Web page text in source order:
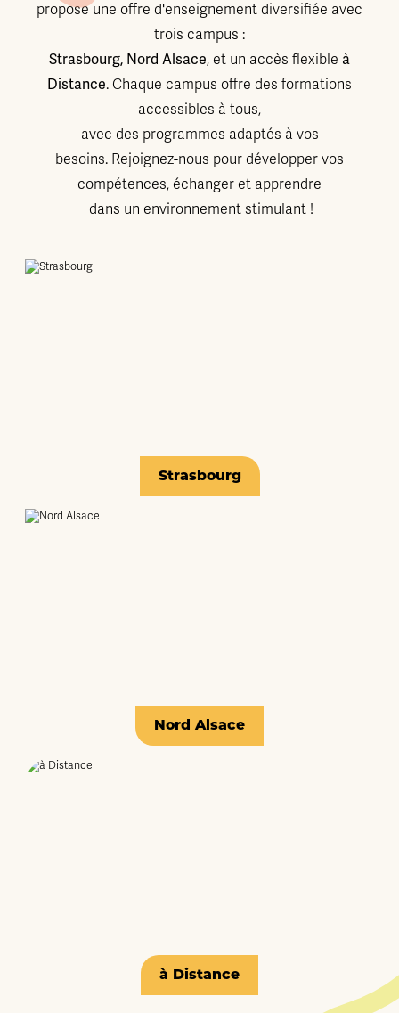
propose une offre d'enseignement diversifiée avec
trois campus :
Strasbourg, Nord Alsace, et un accès flexible à
Distance. Chaque campus offre des formations
accessibles à tous,
avec des programmes adaptés à vos
besoins. Rejoignez-nous pour développer vos
compétences, échanger et apprendre
dans un environnement stimulant !
Strasbourg
Nord Alsace
à Distance